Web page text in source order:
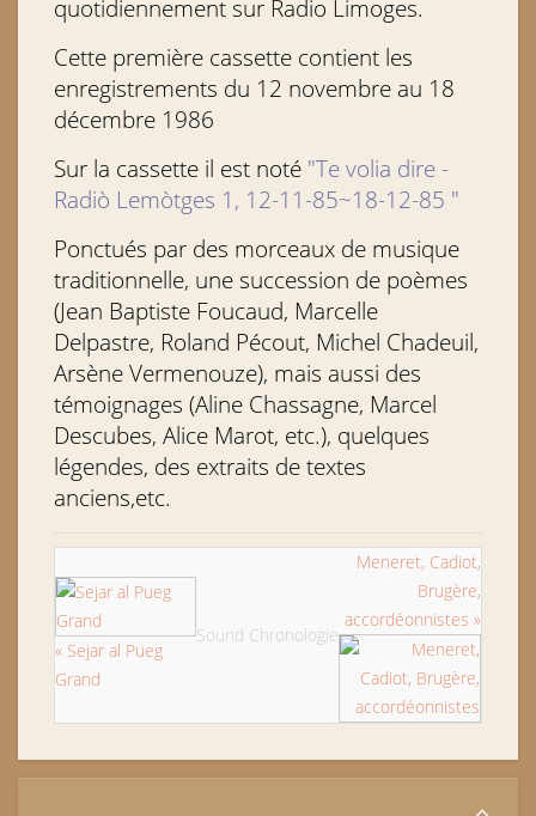
quotidiennement sur Radio Limoges.
Cette première cassette contient les
enregistrements du 12 novembre au 18
décembre 1986
Sur la cassette il est noté "Te volia dire -
Radiò Lemòtges 1, 12-11-85~18-12-85 "
Ponctués par des morceaux de musique
traditionnelle, une succession de poèmes
(Jean Baptiste Foucaud, Marcelle
Delpastre, Roland Pécout, Michel Chadeuil,
Arsène Vermenouze), mais aussi des
témoignages (Aline Chassagne, Marcel
Descubes, Alice Marot, etc.), quelques
légendes, des extraits de textes
anciens,etc.
« Sejar al Pueg
Grand
Sound Chronologie
Meneret, Cadiot,
Brugère,
accordéonnistes »